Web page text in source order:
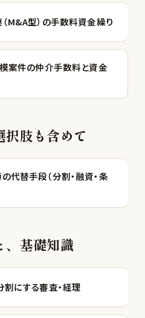
M&A型）の手数料資金繰り
案件の仲介手数料と資金
択肢も含めて
代替手段（分割・融資・条
、基礎知識
にする審査・経理